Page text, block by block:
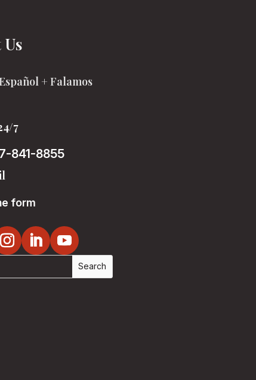
+ Falamos
7
841-8855
form